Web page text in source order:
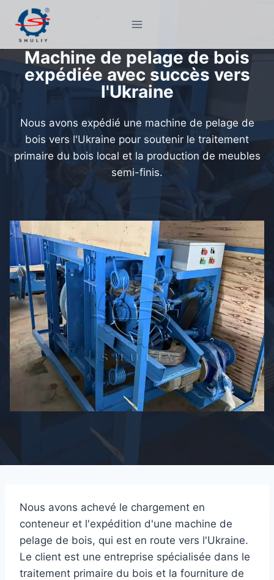
contenu
Machine de pelage de bois
expédiée avec succès vers
l'Ukraine
Nous avons expédié une machine de pelage de
bois vers l'Ukraine pour soutenir le traitement
primaire du bois local et la production de meubles
semi-finis.
Nous avons achevé le chargement en
conteneur et l'expédition d'une machine de
pelage de bois, qui est en route vers l'Ukraine.
Le client est une entreprise spécialisée dans le
traitement primaire du bois et la fourniture de